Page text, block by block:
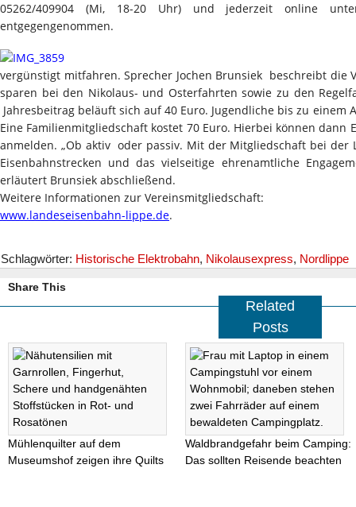
05262/409904 (Mi, 18-20 Uhr) und jederzeit online unter
entgegengenommen.
vergünstigt mitfahren. Sprecher Jochen Brunsiek beschreibt die
sparen bei den Nikolaus- und Osterfahrten sowie zu den
Jahresbeitrag beläuft sich auf 40 Euro. Jugendliche bis zu einem
Eine Familienmitgliedschaft kostet 70 Euro. Hierbei können dann
anmelden. „Ob aktiv oder passiv. Mit der Mitgliedschaft bei der
Eisenbahnstrecken und das vielseitige ehrenamtliche
erläutert Brunsiek abschließend.
Weitere Informationen zur Vereinsmitgliedschaft:
www.landeseisenbahn-lippe.de.
Schlagwörter: Historische Elektrobahn, Nikolausexpress, Nordlippe
Share This
Related
Posts
Mühlenquilter auf dem
Museumshof zeigen ihre Quilts
Waldbrandgefahr beim Camping:
Das sollten Reisende beachten